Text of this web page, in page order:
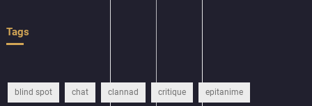
Tags
blind spot chat clannad critique epitanime